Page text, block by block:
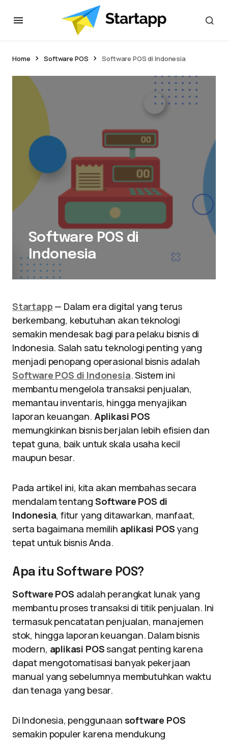
Home Software POS Software POS di Indonesia
Software POS di
Indonesia
Startapp — Dalam era digital yang terus
berkembang, kebutuhan akan teknologi
semakin mendesak bagi para pelaku bisnis di
Indonesia. Salah satu teknologi penting yang
menjadi penopang operasional bisnis adalah
Software POS di Indonesia. Sistem ini
membantu mengelola transaksi penjualan,
memantau inventaris, hingga menyajikan
laporan keuangan. Aplikasi POS
memungkinkan bisnis berjalan lebih efisien dan
tepat guna, baik untuk skala usaha kecil
maupun besar.
Pada artikel ini, kita akan membahas secara
mendalam tentang Software POS di
Indonesia, fitur yang ditawarkan, manfaat,
serta bagaimana memilih aplikasi POS yang
tepat untuk bisnis Anda.
Apa itu Software POS?
Software POS adalah perangkat lunak yang
membantu proses transaksi di titik penjualan. Ini
termasuk pencatatan penjualan, manajemen
stok, hingga laporan keuangan. Dalam bisnis
modern, aplikasi POSsangat penting karena
dapat mengotomatisasi banyak pekerjaan
manual yang sebelumnya membutuhkan waktu
dan tenaga yang besar.
Di Indonesia, penggunaan software POS
semakin populer karena mendukung